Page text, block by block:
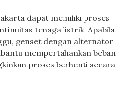
dapat memiliki proses
tenaga listrik. Apabila
genset dengan alternator
mempertahankan beban
proses berhenti secara